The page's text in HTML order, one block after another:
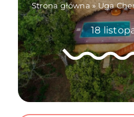
Strona główna» Uga
18